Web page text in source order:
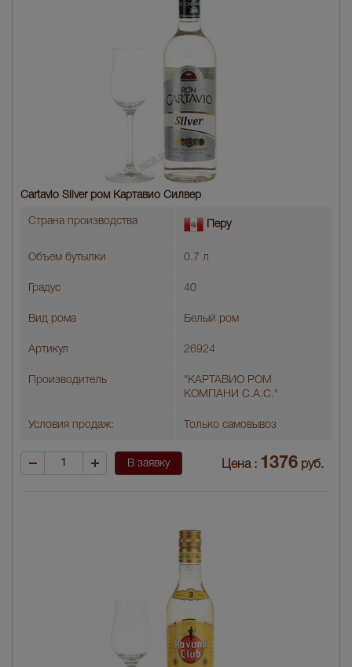
Cartavio Silver ром Картавио Силвер
Страна производства Перу
Объем бутылки 0.7 л
Градус 40
Вид рома Белый ром
Артикул 26924
Производитель
"КАРТАВИО РОМ
КОМПАНИ С.А.С."
Условия продаж: Только самовывоз
В заявку Цена : 1376 руб.